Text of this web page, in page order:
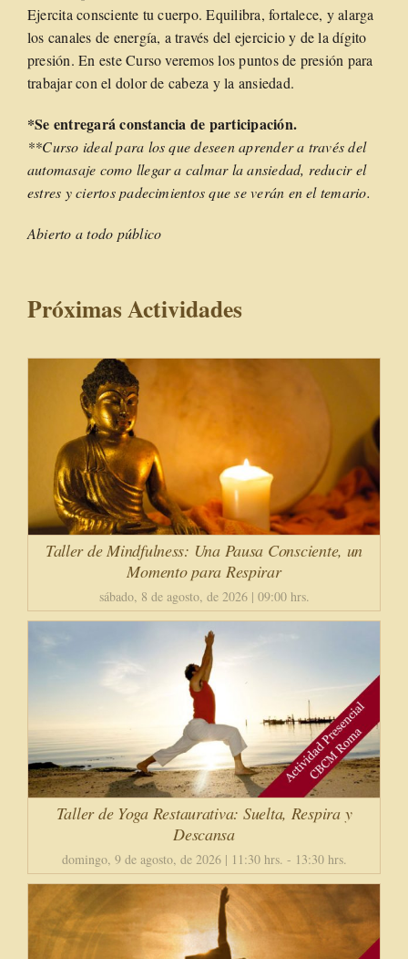
Ejercita consciente tu cuerpo. Equilibra, fortalece, y alarga
los canales de energía, a través del ejercicio y de la dígito
presión. En este Curso veremos los puntos de presión para
trabajar con el dolor de cabeza y la ansiedad.
*Se entregará constancia de participación.
**Curso ideal para los que deseen aprender a través del
automasaje como llegar a calmar la ansiedad, reducir el
estres y ciertos padecimientos que se verán en el temario.
Abierto a todo público
Próximas Actividades
Taller de Mindfulness: Una Pausa Consciente, un
Momento para Respirar
sábado, 8 de agosto, de 2026 | 09:00 hrs.
Taller de Yoga Restaurativa: Suelta, Respira y
Descansa
domingo, 9 de agosto, de 2026 | 11:30 hrs. - 13:30 hrs.